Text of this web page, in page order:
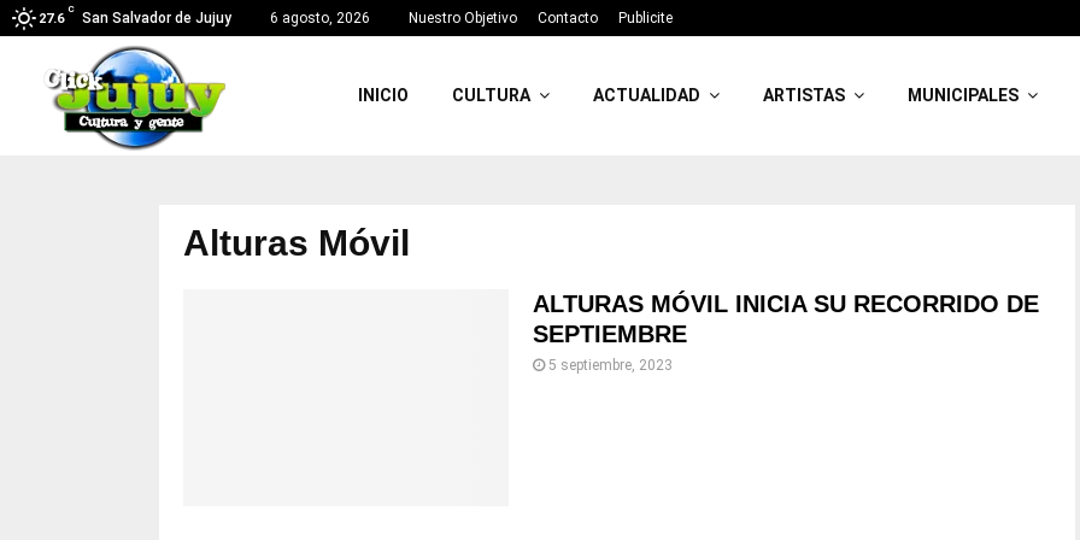
27.6
C
San Salvador de Jujuy 6 agosto, 2026 Nuestro Objetivo Contacto Publicite
INICIO CULTURA ACTUALIDAD ARTISTAS MUNICIPALES
Alturas Móvil
ALTURAS MÓVIL INICIA SU RECORRIDO DE
SEPTIEMBRE
5 septiembre, 2023